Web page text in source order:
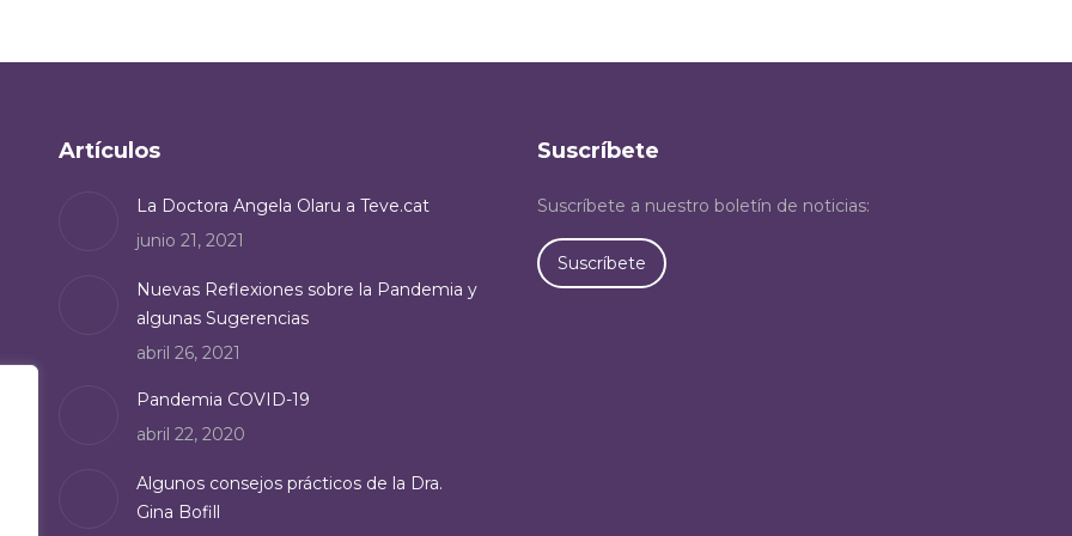
Artículos
La Doctora Angela Olaru a Teve.cat
junio 21, 2021
Nuevas Reflexiones sobre la Pandemia y
algunas Sugerencias
abril 26, 2021
Pandemia COVID-19
abril 22, 2020
Algunos consejos prácticos de la Dra.
Gina Bofill
Suscríbete
Suscríbete a nuestro boletín de noticias:
Suscríbete